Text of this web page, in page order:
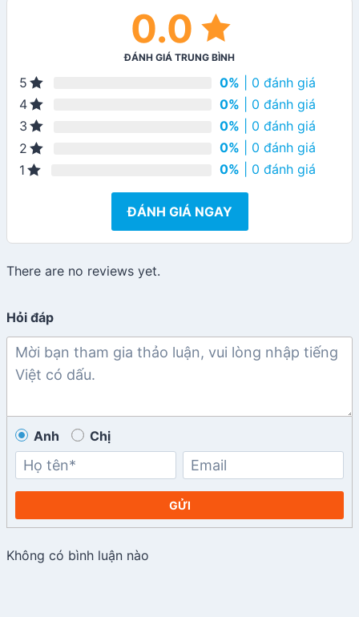
0.0
ĐÁNH GIÁ TRUNG BÌNH
5 0% | 0 đánh giá
4
0% | 0 đánh giá
3
0% | 0 đánh giá
2
0% | 0 đánh giá
1
0% | 0 đánh giá
ĐÁNH GIÁ NGAY
There are no reviews yet.
Hỏi đáp
Anh Chị
GỬI
Không có bình luận nào